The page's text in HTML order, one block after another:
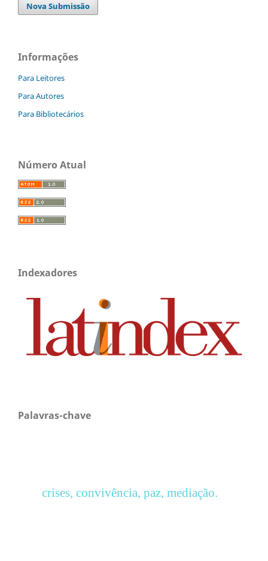
Nova Submissão
Informações
Para Leitores
Para Autores
Para Bibliotecários
Número Atual
Indexadores
Palavras-chave
crises, convivência, paz, mediação.